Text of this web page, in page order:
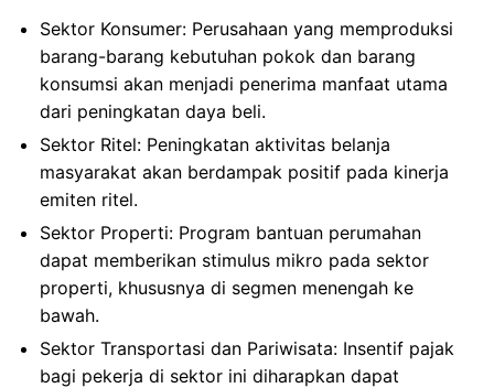
Sektor Konsumer: Perusahaan yang memproduksi
barang-barang kebutuhan pokok dan barang
konsumsi akan menjadi penerima manfaat utama
dari peningkatan daya beli.
Sektor Ritel: Peningkatan aktivitas belanja
masyarakat akan berdampak positif pada kinerja
emiten ritel.
Sektor Properti: Program bantuan perumahan
dapat memberikan stimulus mikro pada sektor
properti, khususnya di segmen menengah ke
bawah.
Sektor Transportasi dan Pariwisata: Insentif pajak
bagi pekerja di sektor ini diharapkan dapat